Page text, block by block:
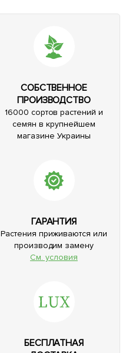
СОБСТВЕННОЕ
ПРОИЗВОДСТВО
16000 сортов растений и
семян в крупнейшем
магазине Украины
ГАРАНТИЯ
Растения приживаются или
производим замену
См. условия
БЕСПЛАТНАЯ